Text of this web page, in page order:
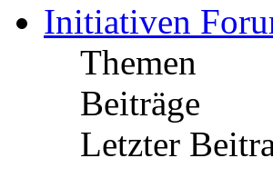
Initiativen
Themen
Beiträge
Letzter